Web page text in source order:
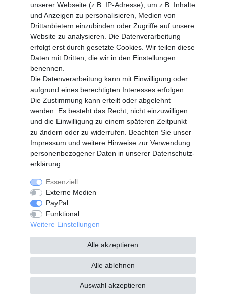
MEIN KONTO
Altgeräte Verordnung
Login
Registrieren
Vertrag widerrufen
SERVICE
Info Material als PDF
Versand
Rückrufe
Galerie
Widerrufs­recht
Impressum
AGB Kontakt
unserer Webseite (z.B. IP-Adresse), um z.B. Inhalte
und Anzeigen zu personalisieren, Medien von
Drittanbietern einzubinden oder Zugriffe auf unsere
Website zu analysieren. Die Datenverarbeitung
erfolgt erst durch gesetzte Cookies. Wir teilen diese
Daten mit Dritten, die wir in den Einstellungen
benennen.
Die Datenverarbeitung kann mit Einwilligung oder
aufgrund eines berechtigten Interesses erfolgen.
Die Zustimmung kann erteilt oder abgelehnt
werden. Es besteht das Recht, nicht einzuwilligen
und die Einwilligung zu einem späteren Zeitpunkt
zu ändern oder zu widerrufen. Beachten Sie unser
Impressum und weitere Hinweise zur Verwendung
personenbezogener Daten in unserer Daten­schutz­
erklärung
Essenziell
Externe Medien
PayPal
Funktional
Weitere Einstellungen
Alle akzeptieren
Alle ablehnen
Auswahl akzeptieren